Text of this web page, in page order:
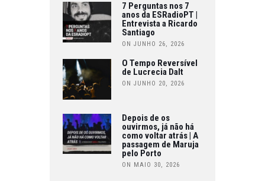
7 Perguntas nos 7
anos da ESRadioPT |
Entrevista a Ricardo
Santiago
ON JUNHO 26, 2026
O Tempo Reversível
de Lucrecia Dalt
ON JUNHO 20, 2026
Depois de os
ouvirmos, já não há
como voltar atrás | A
passagem de Maruja
pelo Porto
ON MAIO 30, 2026